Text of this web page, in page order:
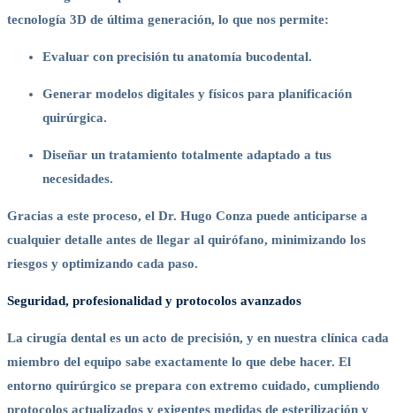
tecnología 3D de última generación, lo que nos permite:
Evaluar con precisión tu anatomía bucodental.
Generar modelos digitales y físicos para planificación
quirúrgica.
Diseñar un tratamiento totalmente adaptado a tus
necesidades.
Gracias a este proceso, el Dr. Hugo Conza puede anticiparse a
cualquier detalle antes de llegar al quirófano, minimizando los
riesgos y optimizando cada paso.
Seguridad, profesionalidad y protocolos avanzados
La cirugía dental es un acto de precisión, y en nuestra clínica cada
miembro del equipo sabe exactamente lo que debe hacer. El
entorno quirúrgico se prepara con extremo cuidado, cumpliendo
protocolos actualizados y exigentes medidas de esterilización y